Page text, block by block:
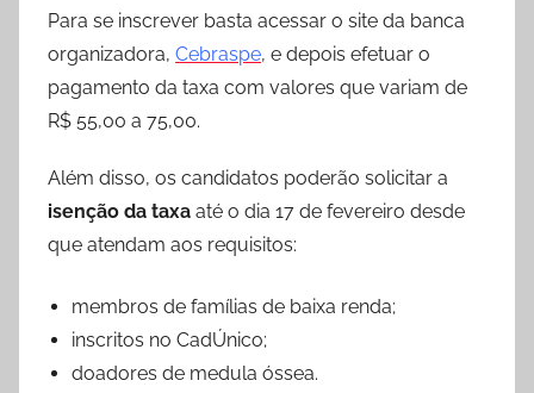
Para se inscrever basta acessar o site da banca
organizadora, Cebraspe, e depois efetuar o
pagamento da taxa com valores que variam de
R$ 55,00 a 75,00.
Além disso, os candidatos poderão solicitar a
isenção da taxa até o dia 17 de fevereiro desde
que atendam aos requisitos:
membros de famílias de baixa renda;
inscritos no CadÚnico;
doadores de medula óssea.